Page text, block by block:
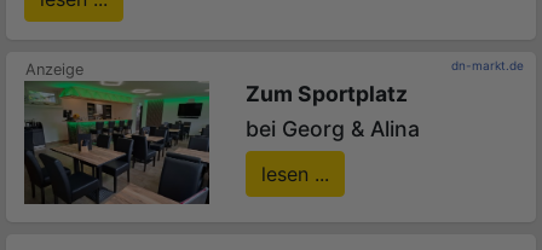
dn-markt.de
Zum Sportplatz
bei Georg & Alina
lesen ...